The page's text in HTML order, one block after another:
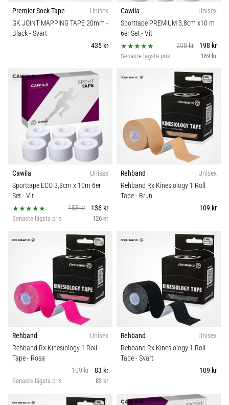
Premier Sock Tape
Unisex
GK JOINT MAPPING TAPE 20mm -
Black- Svart
435 kr
Cawila
Unisex
Sporttape PREMIUM 3,8cm x10 m
6er Set- Vit
208 kr
198 kr
Senaste lägsta pris 169 kr
Cawila
Unisex
Sporttape ECO 3,8cm x 10m 6er
Set- Vit
153 kr
136 kr
Senaste lägsta pris 126 kr
Rehband
Unisex
Rehband Rx Kinesiology 1 Roll
Tape- Brun
109 kr
Rehband
Unisex
Rehband Rx Kinesiology 1 Roll
Tape- Rosa
109 kr
83 kr
Senaste lägsta pris 83 kr
Rehband
Unisex
Rehband Rx Kinesiology 1 Roll
Tape- Svart
109 kr